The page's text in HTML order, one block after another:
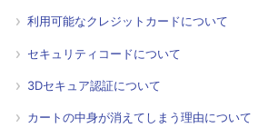
利用可能なクレジットカードについて
セキュリティコードについて
3Dセキュア認証について
カートの中身が消えてしまう理由について